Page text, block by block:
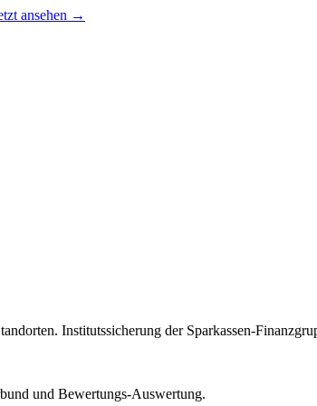
ansehen →
Institutssicherung der Sparkassen-
und Bewertungs-Auswertung.